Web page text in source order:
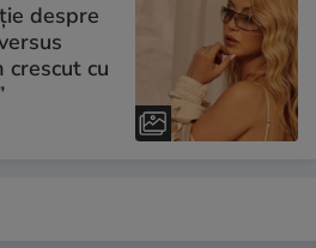
despre
crescut cu